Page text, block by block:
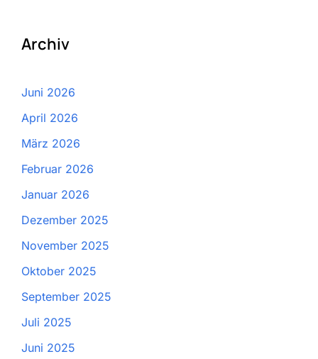
Archiv
Juni 2026
April 2026
März 2026
Februar 2026
Januar 2026
Dezember 2025
November 2025
Oktober 2025
September 2025
Juli 2025
Juni 2025